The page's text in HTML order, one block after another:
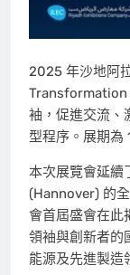
2025 年沙地阿
Transformation
袖，促進交流、
型程序。展期為
本次展覽會延續
(Hannover) 的
會首屆盛會在此
領袖與創新者的
能源及先進製造